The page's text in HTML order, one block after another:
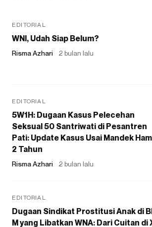
EDITORIAL
WNI, Udah Siap Belum?
Risma Azhari 2 bulan lalu
EDITORIAL
5W1H: Dugaan Kasus Pelecehan
Seksual 50 Santriwati di Pesantren
Pati: Update Kasus Usai Mandek
2 Tahun
Risma Azhari 2 bulan lalu
EDITORIAL
Dugaan Sindikat Prostitusi Anak di
M yang Libatkan WNA: Dari Cuitan di